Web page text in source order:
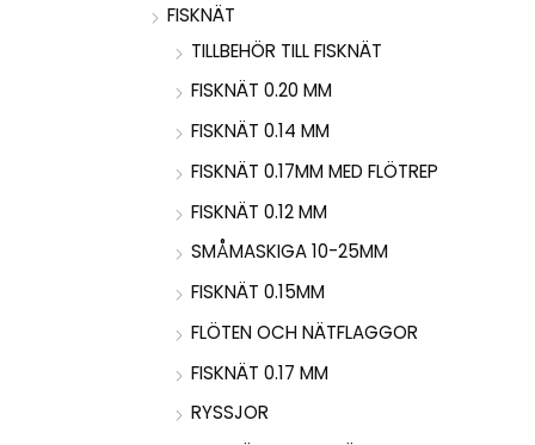
FISKNÄT
TILLBEHÖR TILL FISKNÄT
FISKNÄT 0.20 MM
FISKNÄT 0.14 MM
FISKNÄT 0.17MM MED FLÖTREP
FISKNÄT 0.12 MM
SMÅMASKIGA 10-25MM
FISKNÄT 0.15MM
FLÖTEN OCH NÄTFLAGGOR
FISKNÄT 0.17 MM
RYSSJOR